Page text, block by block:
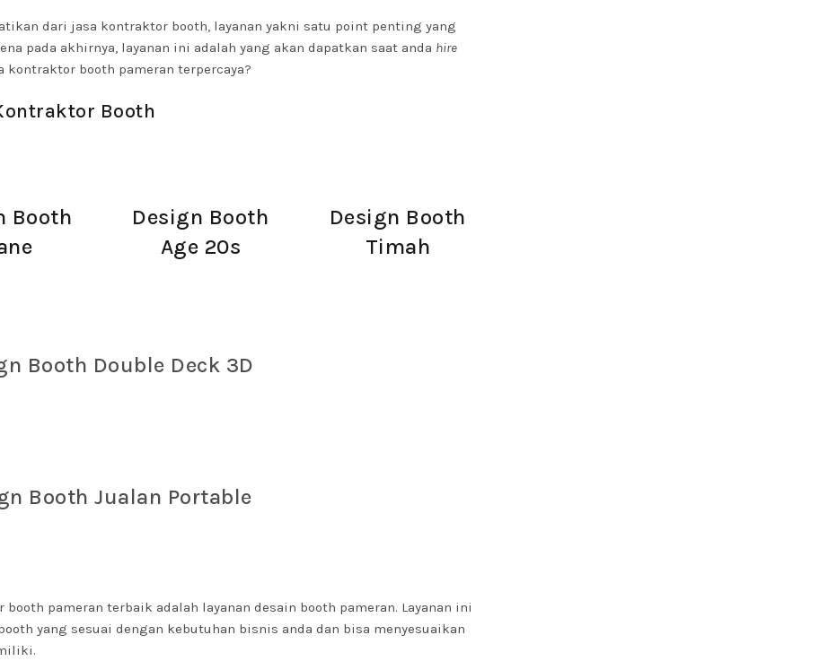
dari jasa kontraktor booth, layanan yakni satu point penting yang
pada akhirnya, layanan ini adalah yang akan dapatkan saat anda hire
kontraktor booth pameran terpercaya?
Booth
Booth
Design Booth
Age 20s
Design Booth
Timah
Booth Double Deck 3D
Booth Jualan Portable
pameran terbaik adalah layanan desain booth pameran. Layanan ini
yang sesuai dengan kebutuhan bisnis anda dan bisa menyesuaikan